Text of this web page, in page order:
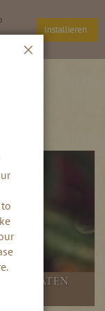
Installieren
Suche